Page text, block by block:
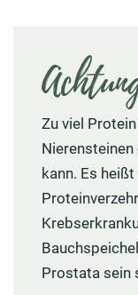
Zu viel
kann. Es
Prostata sein